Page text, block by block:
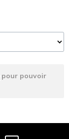
pour pouvoir